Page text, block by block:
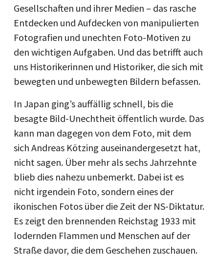
Gesellschaften und ihrer Medien – das rasche
Entdecken und Aufdecken von manipulierten
Fotografien und unechten Foto-Motiven zu
den wichtigen Aufgaben. Und das betrifft auch
uns Historikerinnen und Historiker, die sich mit
bewegten und unbewegten Bildern befassen.
In Japan ging’s auffällig schnell, bis die
besagte Bild-Unechtheit öffentlich wurde. Das
kann man dagegen von dem Foto, mit dem
sich Andreas Kötzing auseinandergesetzt hat,
nicht sagen. Über mehr als sechs Jahrzehnte
blieb dies nahezu unbemerkt. Dabei ist es
nicht irgendein Foto, sondern eines der
ikonischen Fotos über die Zeit der NS-Diktatur.
Es zeigt den brennenden Reichstag 1933 mit
lodernden Flammen und Menschen auf der
Straße davor, die dem Geschehen zuschauen.